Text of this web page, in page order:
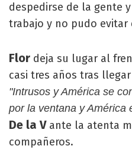
despedirse de la gente
trabajo y no pudo evitar
Flor deja su lugar al
casi tres años tras
"Intrusos y América se
por la ventana y América
De la V ante la atenta
compañeros.